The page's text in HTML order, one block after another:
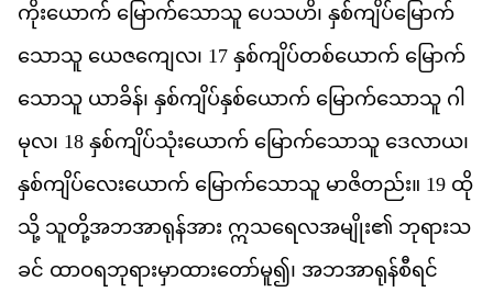
ကယက မကသသ ပသဟိ၊ နစကပမက
သသ ယဇကလ၊ 17 နစကပတစယက မက
သသ ယခန်၊ နစကပနစယက မကသသ ဂ
မလ၊ 18 နစကပသယက မကသသ ဒလယ၊
နစကပလယက မကသသ မဇတည်း။ 19 ထ
သ သတအဘအရနအ ဣသရလအမျိုး၏ ဘရသ
ခင ထဝရဘရမထတမူ၍၊ အဘအရနစရင